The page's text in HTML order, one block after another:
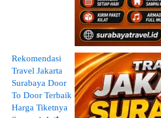
Rekomendasi
Travel Jakarta
Surabaya Door
To Door Terbaik
Harga Tiketnya